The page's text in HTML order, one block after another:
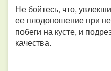
Не бойтесь, что,
ее плодоношение при
побеги на кусте, и
качества.